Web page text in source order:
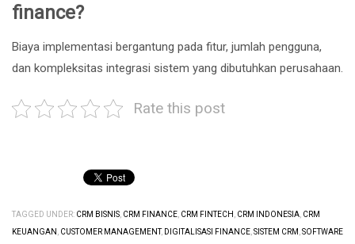
finance?
Biaya implementasi bergantung pada fitur, jumlah pengguna,
dan kompleksitas integrasi sistem yang dibutuhkan perusahaan.
Rate this post
TAGGED UNDER: CRM BISNIS CRM FINANCE CRM FINTECH CRM INDONESIA CRM
KEUANGAN
CUSTOMER MANAGEMENT, DIGITALISASI FINANCE SISTEM CRM SOFTWARE